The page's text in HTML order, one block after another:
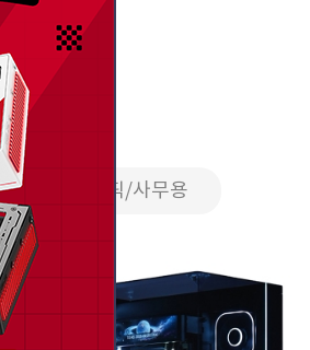
2D그래픽/사무용